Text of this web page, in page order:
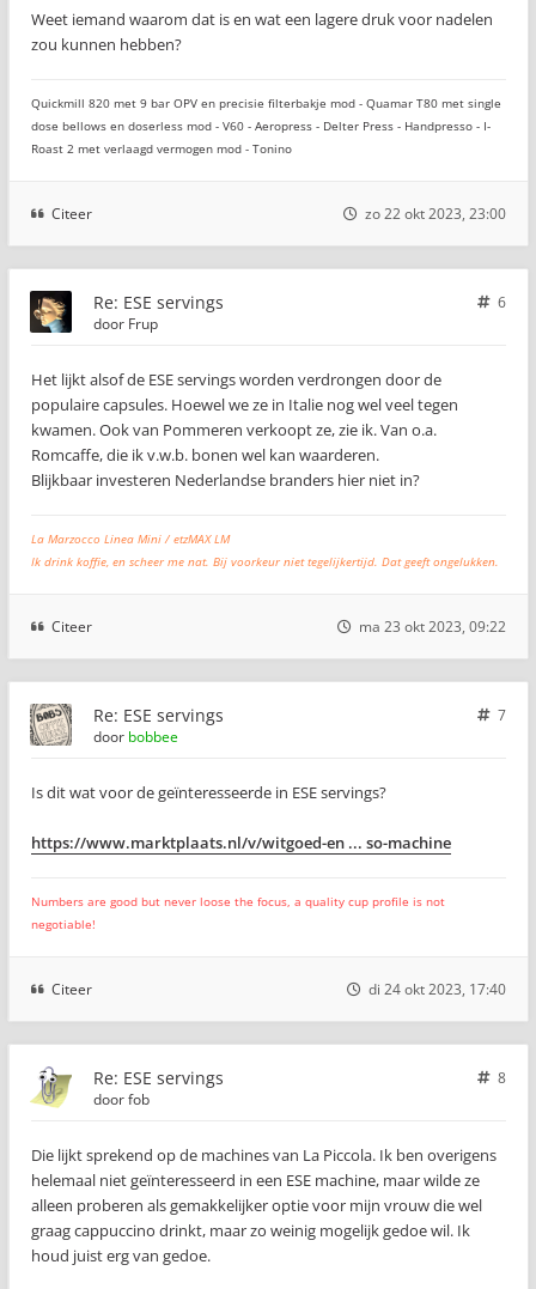
Weet iemand waarom dat is en wat een lagere druk voor nadelen
zou kunnen hebben?
Quickmill 820 met 9 bar OPV en precisie filterbakje mod - Quamar T80 met single
dose bellows en doserless mod - V60 - Aeropress - Delter Press - Handpresso - I-
Roast 2 met verlaagd vermogen mod - Tonino
Citeer zo 22 okt 2023, 23:00
Re: ESE servings
6
door Frup
Het lijkt alsof de ESE servings worden verdrongen door de
populaire capsules. Hoewel we ze in Italie nog wel veel tegen
kwamen. Ook van Pommeren verkoopt ze, zie ik. Van o.a.
Romcaffe, die ik v.w.b. bonen wel kan waarderen.
Blijkbaar investeren Nederlandse branders hier niet in?
La Marzocco Linea Mini / etzMAX LM
Ik drink koffie, en scheer me nat. Bij voorkeur niet tegelijkertijd. Dat geeft ongelukken.
Citeer ma 23 okt 2023, 09:22
Re: ESE servings
7
door bobbee
Is dit wat voor de geïnteresseerde in ESE servings?
https://www.marktplaats.nl/v/witgoed-en ... so-machine
Numbers are good but never loose the focus, a quality cup profile is not
negotiable!
Citeer di 24 okt 2023, 17:40
Re: ESE servings
8
doorfob
Die lijkt sprekend op de machines van La Piccola. Ik ben overigens
helemaal niet geïnteresseerd in een ESE machine, maar wilde ze
alleen proberen als gemakkelijker optie voor mijn vrouw die wel
graag cappuccino drinkt, maar zo weinig mogelijk gedoe wil. Ik
houd juist erg van gedoe.